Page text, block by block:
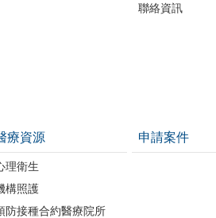
聯絡資訊
療資源
理衛生
構照護
防接種合約醫療院所
申請案件